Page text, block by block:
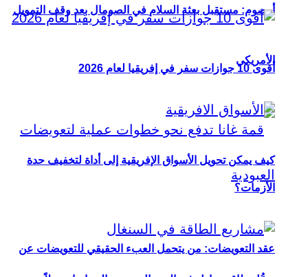
أوصوم: مستقبل بعثة السلام في الصومال بعد وقف التمويل
الأمريكي
عقد التعويضات: من يتحمل العبء الحقيقي للتعويضات عن
أقوى 10 جوازات سفر في إفريقيا لعام 2026
كيف يمكن تحويل الأسواق الإفريقية إلى أداة لتخفيف حدة
الأزمات؟